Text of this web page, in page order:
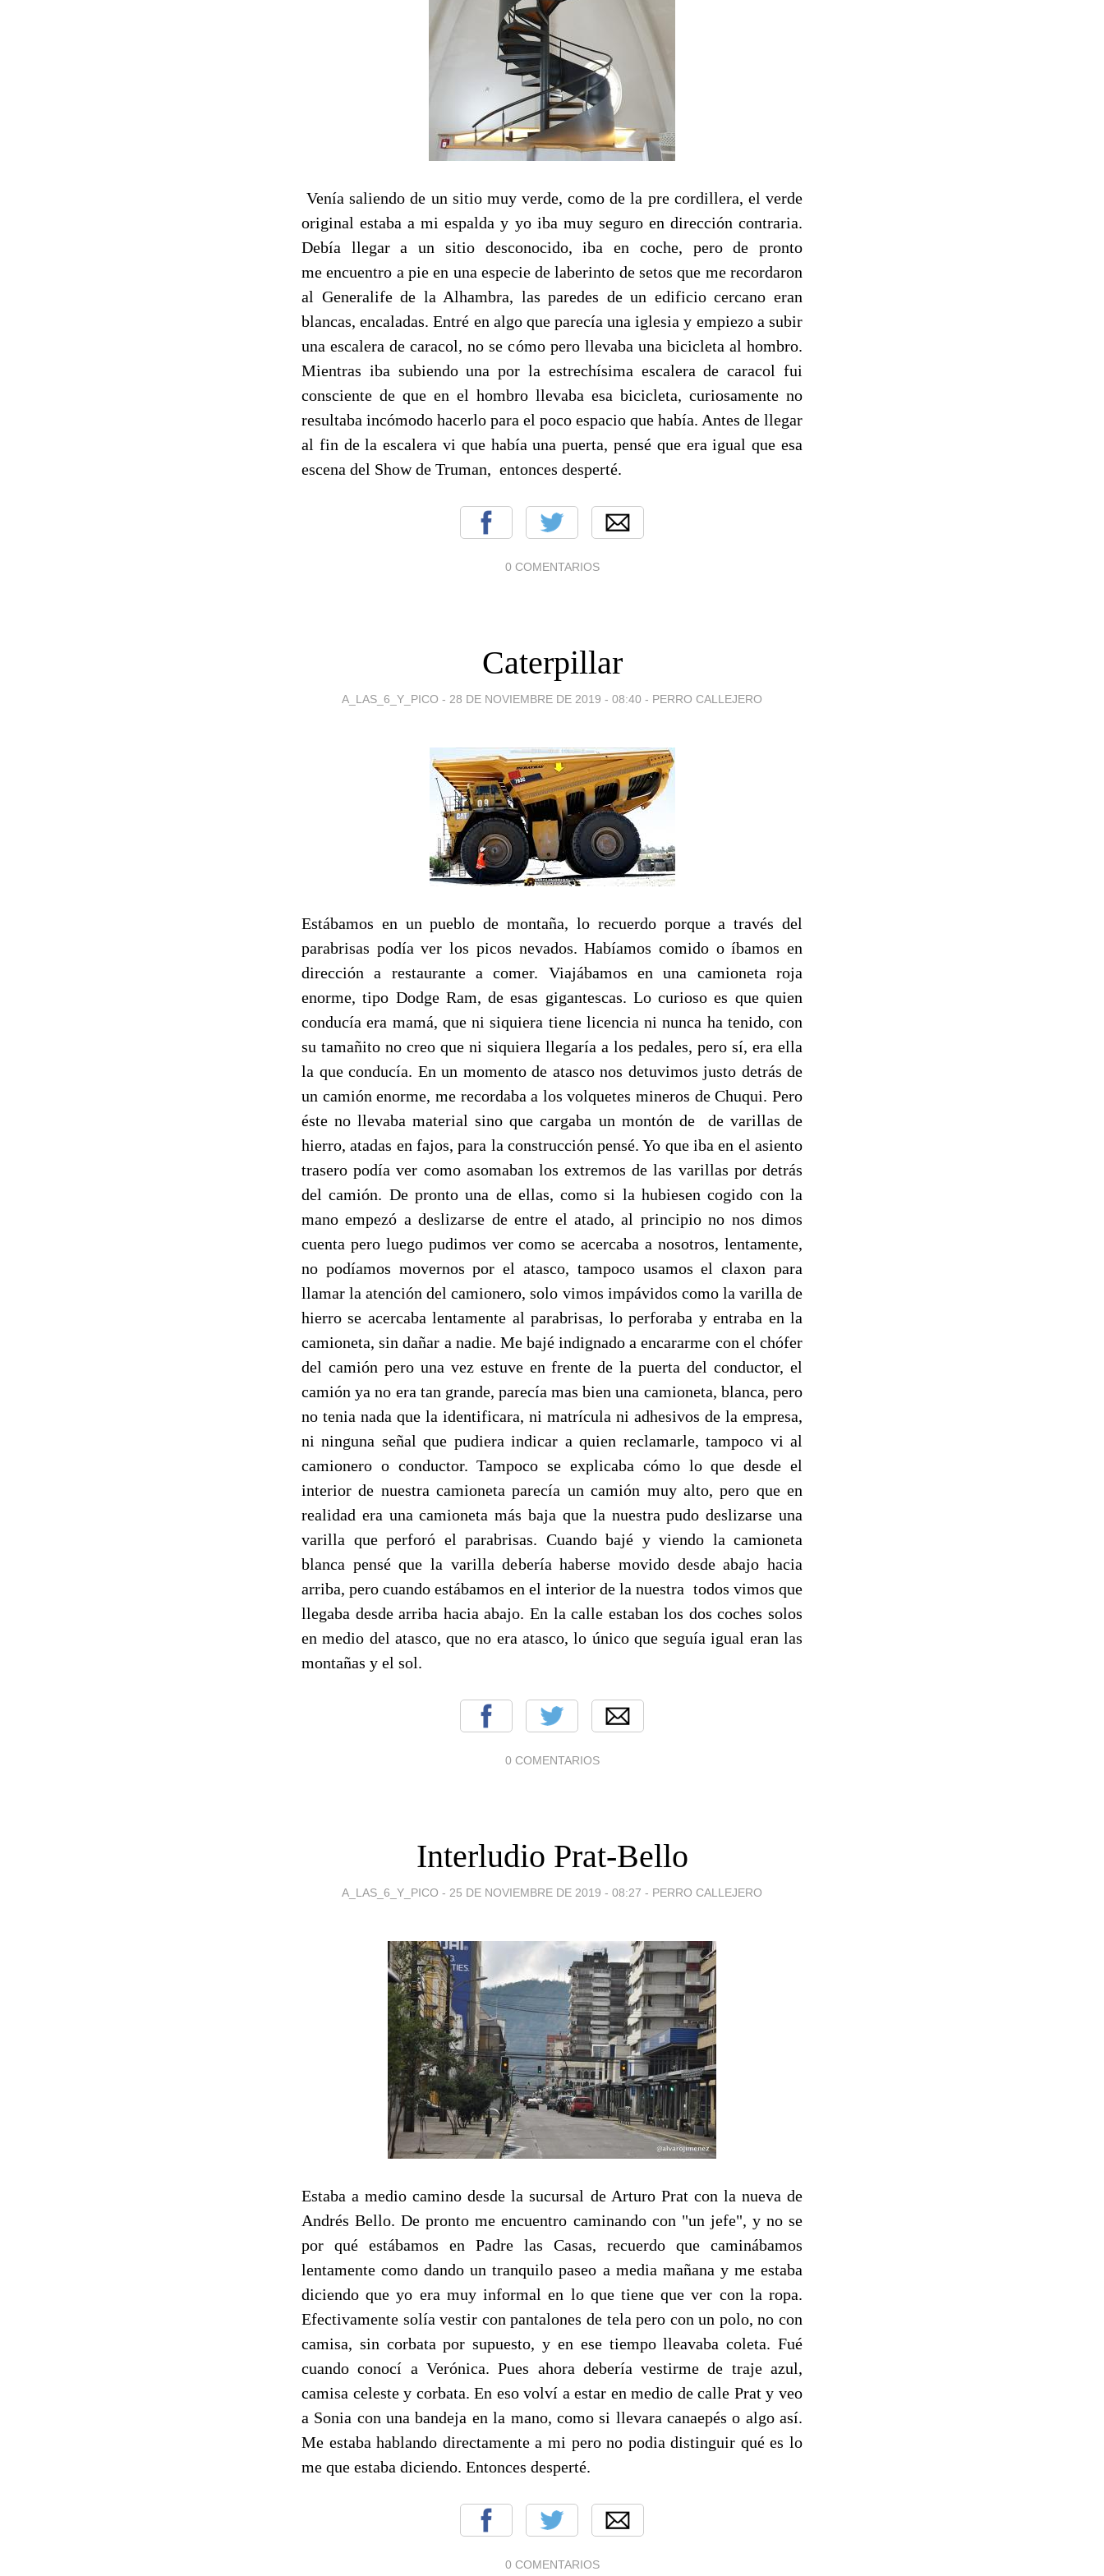
Venía saliendo de un sitio muy verde, como de la pre cordillera, el verde
original estaba a mi espalda y yo iba muy seguro en dirección contraria.
Debía llegar a un sitio desconocido, iba en coche, pero de pronto
me encuentro a pie en una especie de laberinto de setos que me recordaron
al Generalife de la Alhambra, las paredes de un edificio cercano eran
blancas, encaladas. Entré en algo que parecía una iglesia y empiezo a subir
una escalera de caracol, no se cómo pero llevaba una bicicleta al hombro.
Mientras iba subiendo una por la estrechísima escalera de caracol fui
consciente de que en el hombro llevaba esa bicicleta, curiosamente no
resultaba incómodo hacerlo para el poco espacio que había. Antes de llegar
al fin de la escalera vi que había una puerta, pensé que era igual que esa
escena del Show de Truman, entonces desperté.
0 COMENTARIOS
Caterpillar
A_LAS_6_Y_PICO - 28 DE NOVIEMBRE DE 2019 - 08:40 - PERRO CALLEJERO
Estábamos en un pueblo de montaña, lo recuerdo porque a través del
parabrisas podía ver los picos nevados. Habíamos comido o íbamos en
dirección a restaurante a comer. Viajábamos en una camioneta roja
enorme, tipo Dodge Ram, de esas gigantescas. Lo curioso es que quien
conducía era mamá, que ni siquiera tiene licencia ni nunca ha tenido, con
su tamañito no creo que ni siquiera llegaría a los pedales, pero sí, era ella
la que conducía. En un momento de atasco nos detuvimos justo detrás de
un camión enorme, me recordaba a los volquetes mineros de Chuqui. Pero
éste no llevaba material sino que cargaba un montón de de varillas de
hierro, atadas en fajos, para la construcción pensé. Yo que iba en el asiento
trasero podía ver como asomaban los extremos de las varillas por detrás
del camión. De pronto una de ellas, como si la hubiesen cogido con la
mano empezó a deslizarse de entre el atado, al principio no nos dimos
cuenta pero luego pudimos ver como se acercaba a nosotros, lentamente,
no podíamos movernos por el atasco, tampoco usamos el claxon para
llamar la atención del camionero, solo vimos impávidos como la varilla de
hierro se acercaba lentamente al parabrisas, lo perforaba y entraba en la
camioneta, sin dañar a nadie. Me bajé indignado a encararme con el chófer
del camión pero una vez estuve en frente de la puerta del conductor, el
camión ya no era tan grande, parecía mas bien una camioneta, blanca, pero
no tenia nada que la identificara, ni matrícula ni adhesivos de la empresa,
ni ninguna señal que pudiera indicar a quien reclamarle, tampoco vi al
camionero o conductor. Tampoco se explicaba cómo lo que desde el
interior de nuestra camioneta parecía un camión muy alto, pero que en
realidad era una camioneta más baja que la nuestra pudo deslizarse una
varilla que perforó el parabrisas. Cuando bajé y viendo la camioneta
blanca pensé que la varilla debería haberse movido desde abajo hacia
arriba, pero cuando estábamos en el interior de la nuestra todos vimos que
llegaba desde arriba hacia abajo. En la calle estaban los dos coches solos
en medio del atasco, que no era atasco, lo único que seguía igual eran las
montañas y el sol.
0 COMENTARIOS
Interludio Prat-Bello
A_LAS_6_Y_PICO - 25 DE NOVIEMBRE DE 2019 - 08:27 - PERRO CALLEJERO
Estaba a medio camino desde la sucursal de Arturo Prat con la nueva de
Andrés Bello. De pronto me encuentro caminando con "un jefe", y no se
por qué estábamos en Padre las Casas, recuerdo que caminábamos
lentamente como dando un tranquilo paseo a media mañana y me estaba
diciendo que yo era muy informal en lo que tiene que ver con la ropa.
Efectivamente solía vestir con pantalones de tela pero con un polo, no con
camisa, sin corbata por supuesto, y en ese tiempo lleavaba coleta. Fué
cuando conocí a Verónica. Pues ahora debería vestirme de traje azul,
camisa celeste y corbata. En eso volví a estar en medio de calle Prat y veo
a Sonia con una bandeja en la mano, como si llevara canaepés o algo así.
Me estaba hablando directamente a mi pero no podia distinguir qué es lo
me que estaba diciendo. Entonces desperté.
0 COMENTARIOS